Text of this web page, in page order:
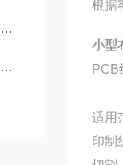
根据
小型
适用
印制